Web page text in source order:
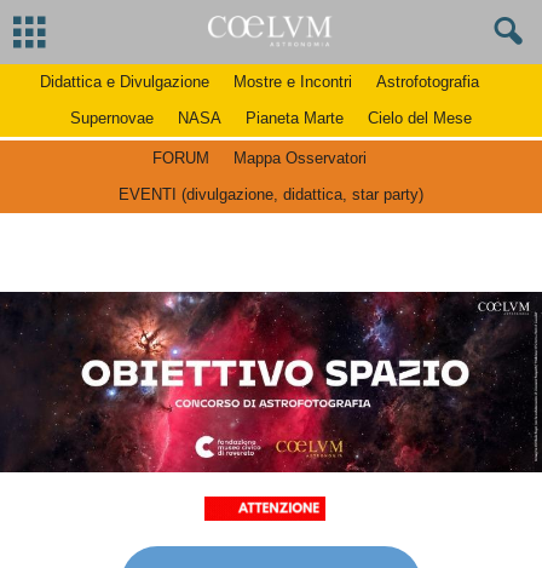
Didattica e Divulgazione Mostre e Incontri
Astrofotografia
Supernovae
NASA Pianeta Marte Cielo del Mese
FORUM
Mappa Osservatori
EVENTI (divulgazione, didattica, star party)